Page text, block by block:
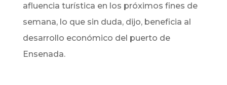
afluencia turística en los próximos fines de
semana, lo que sin duda, dijo, beneficia al
desarrollo económico del puerto de
Ensenada.